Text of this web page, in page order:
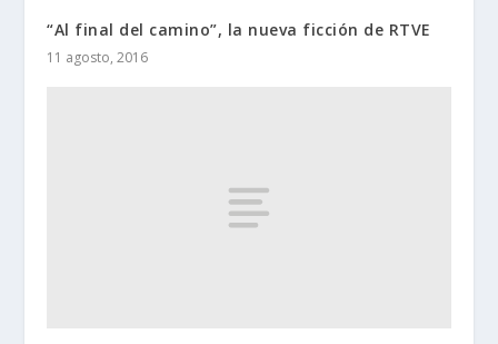
“Al final del camino”, la nueva ficción de RTVE
11 agosto, 2016